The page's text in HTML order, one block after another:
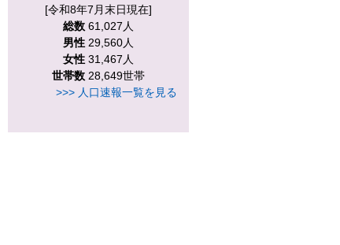
[令和8年7月末日現在]
総数 61,027人
男性 29,560人
女性 31,467人
世帯数 28,649世帯
>>> 人口速報一覧を見る